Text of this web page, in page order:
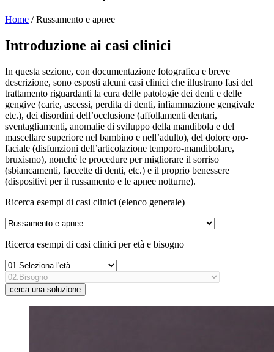
Home /Russamento e apnee
Introduzione ai casi clinici
In questa sezione, con documentazione fotografica e breve
descrizione, sono esposti alcuni casi clinici che illustrano fasi del
trattamento riguardanti la cura delle patologie dei denti e delle
gengive (carie, ascessi, perdita di denti, infiammazione gengivale
etc.), dei disordini dell’occlusione (affollamenti dentari,
sventagliamenti, anomalie di sviluppo della mandibola e del
mascellare superiore nel bambino e nell’adulto), del dolore oro-
faciale (disfunzioni dell’articolazione temporo-mandibolare,
bruxismo), nonché le procedure per migliorare il sorriso
(sbiancamenti, faccette di denti, etc.) e il proprio benessere
(dispositivi per il russamento e le apnee notturne).
Ricerca esempi di casi clinici (elenco generale)
Ricerca esempi di casi clinici per età e bisogno